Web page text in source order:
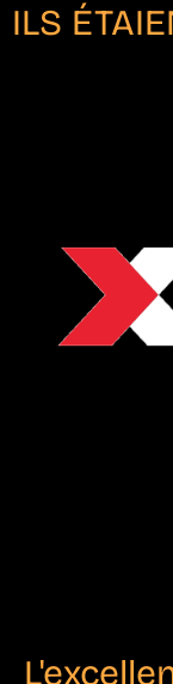
ILS